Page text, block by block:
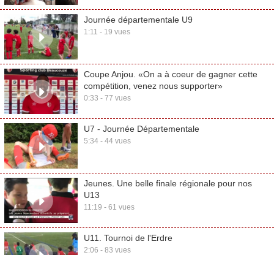
Journée départementale U9
1:11 - 19 vues
Coupe Anjou. «On a à coeur de gagner cette
compétition, venez nous supporter»
0:33 - 77 vues
U7 - Journée Départementale
5:34 - 44 vues
Jeunes. Une belle finale régionale pour nos
U13
11:19 - 61 vues
U11. Tournoi de l'Erdre
2:06 - 83 vues